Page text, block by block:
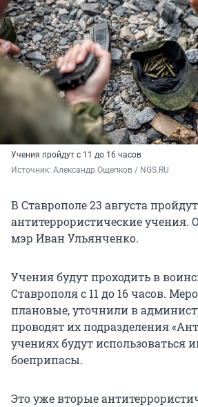
Учения пройдут с 11 до 16 часов
Источник: Александр Ощепков / NGS.RU
В Ставрополе 23 августа
антитеррористические учения.
мэр Иван Ульянченко.
Учения будут проходить в
Ставрополя с 11 до 16 часов.
плановые, уточнили в
проводят их подразделения
учениях будут использоваться
боеприпасы.
Это уже вторые